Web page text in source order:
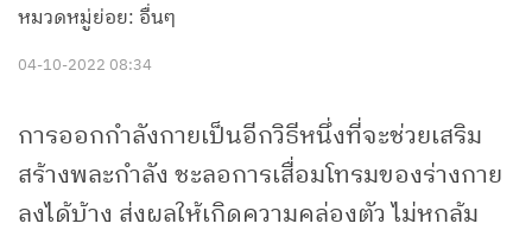
หมวดหมู่ย่อย: อื่นๆ
04-10-2022 08:34
การออกกำลังกายเป็นอีกวิธีหนึ่งที่จะช่วยเสริม
สร้างพละกำลัง ชะลอการเสื่อมโทรมของร่างกาย
ลงได้บ้าง ส่งผลให้เกิดความคล่องตัว ไม่หกล้ม